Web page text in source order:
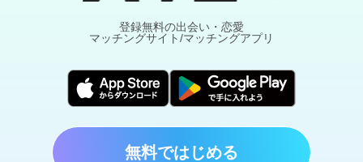
登録無料の出会い・恋愛
マッチングサイト/マッチングアプリ
無料ではじめる